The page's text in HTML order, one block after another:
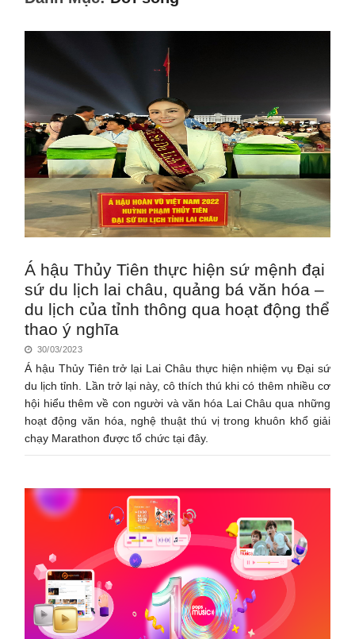
Á hậu Thủy Tiên thực hiện sứ mệnh đại
sứ du lịch lai châu, quảng bá văn hóa –
du lịch của tỉnh thông qua hoạt động thể
thao ý nghĩa
30/03/2023
Á hậu Thủy Tiên trở lại Lai Châu thực hiện nhiệm vụ Đại sứ
du lịch tỉnh. Lần trở lại này, cô thích thú khi có thêm nhiều cơ
hội hiểu thêm về con người và văn hóa Lai Châu qua những
hoạt động văn hóa, nghệ thuật thú vị trong khuôn khổ giải
chạy Marathon được tổ chức tại đây.